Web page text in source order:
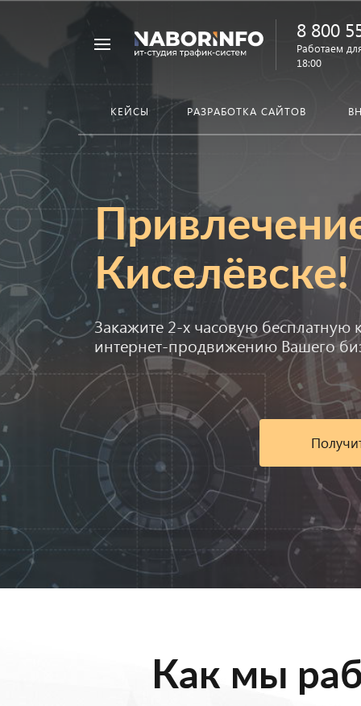
8 800
Работаем
18:00
КЕЙСЫ РАЗРАБОТКА САЙТОВ
Киселёвске!
Закажите 2-х часовую
интернет-продвижению Вашего
Как мы